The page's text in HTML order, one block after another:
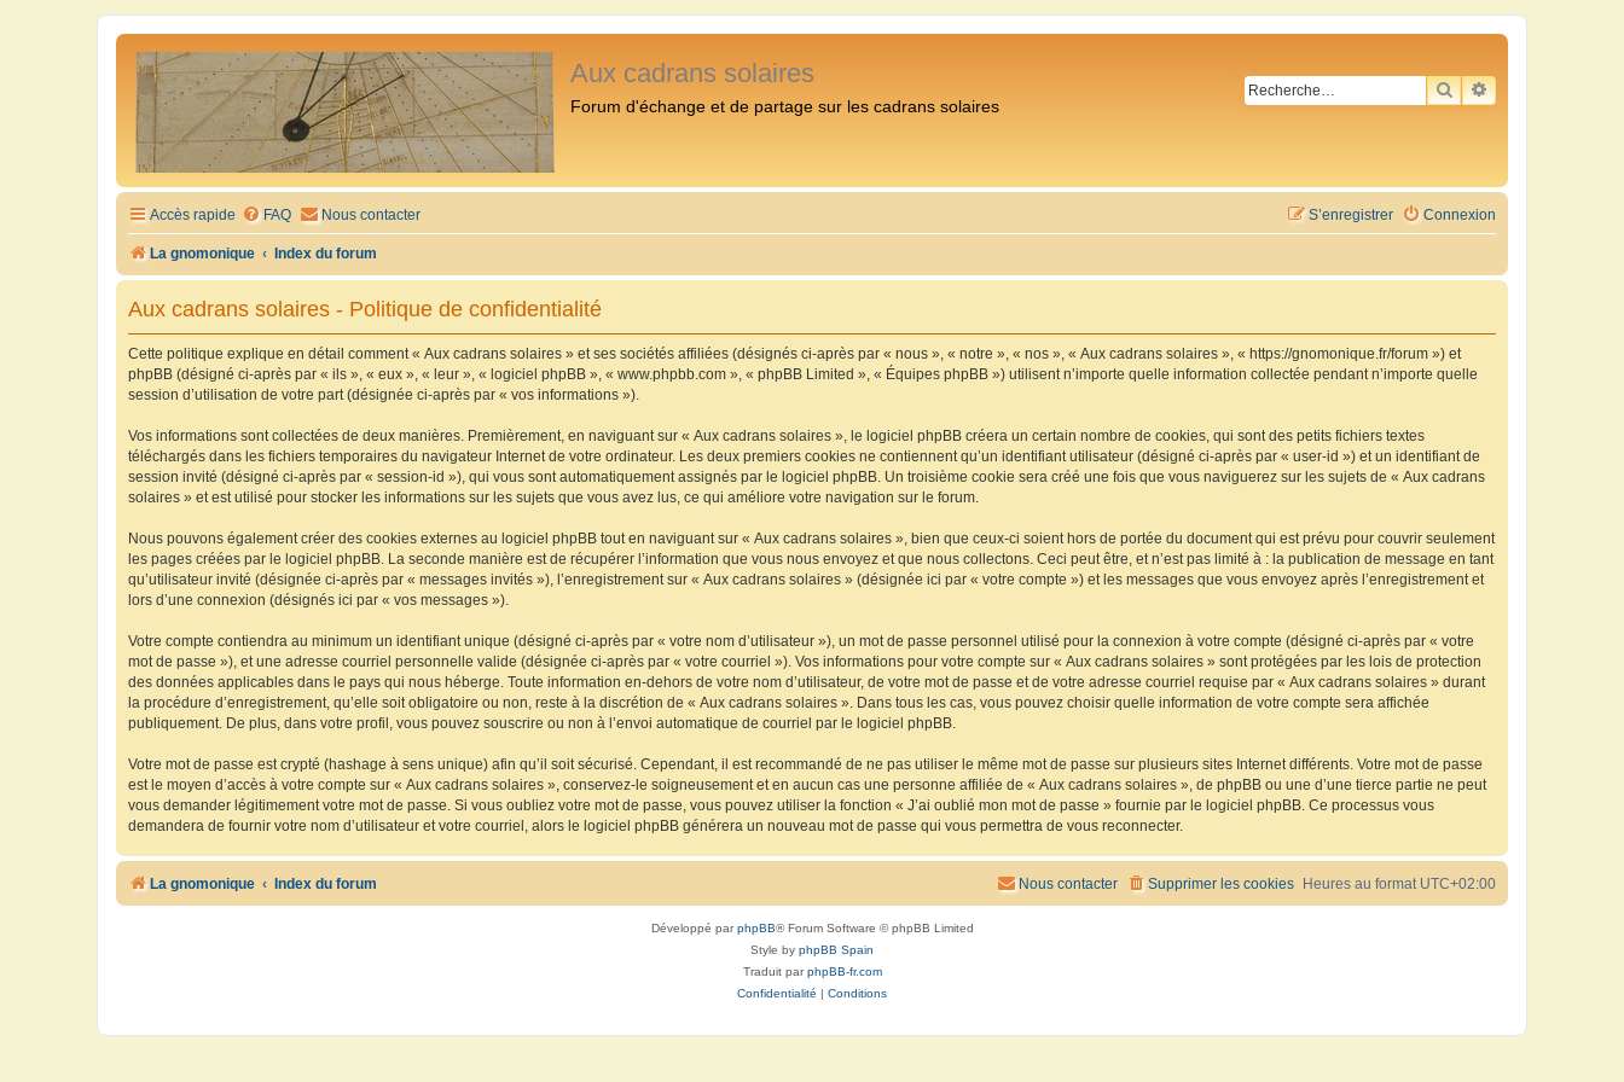
Aux cadrans solaires
Forum d'échange et de partage sur les cadrans solaires
RECHERCHER
RECHERCHE
Accès rapide FAQ Nous contacter Connexion
S’enregistrer
La gnomonique Index du forum
Aux cadrans solaires - Politique de confidentialité
Cette politique explique en détail comment « Aux cadrans solaires » et ses sociétés affiliées (désignés ci-après par « nous », « notre », « nos », « Aux cadrans solaires », « https://gnomonique.fr/forum ») et
phpBB (désigné ci-après par « ils », « eux », « leur », « logiciel phpBB », « www.phpbb.com », « phpBB Limited », « Équipes phpBB ») utilisent n’importe quelle information collectée pendant n’importe quelle
session d’utilisation de votre part (désignée ci-après par « vos informations »).
Vos informations sont collectées de deux manières. Premièrement, en naviguant sur « Aux cadrans solaires », le logiciel phpBB créera un certain nombre de cookies, qui sont des petits fichiers textes
téléchargés dans les fichiers temporaires du navigateur Internet de votre ordinateur. Les deux premiers cookies ne contiennent qu’un identifiant utilisateur (désigné ci-après par « user-id ») et un identifiant de
session invité (désigné ci-après par « session-id »), qui vous sont automatiquement assignés par le logiciel phpBB. Un troisième cookie sera créé une fois que vous naviguerez sur les sujets de « Aux cadrans
solaires » et est utilisé pour stocker les informations sur les sujets que vous avez lus, ce qui améliore votre navigation sur le forum.
Nous pouvons également créer des cookies externes au logiciel phpBB tout en naviguant sur « Aux cadrans solaires », bien que ceux-ci soient hors de portée du document qui est prévu pour couvrir seulement
les pages créées par le logiciel phpBB. La seconde manière est de récupérer l’information que vous nous envoyez et que nous collectons. Ceci peut être, et n’est pas limité à : la publication de message en tant
qu’utilisateur invité (désignée ci-après par « messages invités »), l’enregistrement sur « Aux cadrans solaires » (désignée ici par « votre compte ») et les messages que vous envoyez après l’enregistrement et
lors d’une connexion (désignés ici par « vos messages »).
Votre compte contiendra au minimum un identifiant unique (désigné ci-après par « votre nom d’utilisateur »), un mot de passe personnel utilisé pour la connexion à votre compte (désigné ci-après par « votre
mot de passe »), et une adresse courriel personnelle valide (désignée ci-après par « votre courriel »). Vos informations pour votre compte sur « Aux cadrans solaires » sont protégées par les lois de protection
des données applicables dans le pays qui nous héberge. Toute information en-dehors de votre nom d’utilisateur, de votre mot de passe et de votre adresse courriel requise par « Aux cadrans solaires » durant
la procédure d’enregistrement, qu’elle soit obligatoire ou non, reste à la discrétion de « Aux cadrans solaires ». Dans tous les cas, vous pouvez choisir quelle information de votre compte sera affichée
publiquement. De plus, dans votre profil, vous pouvez souscrire ou non à l’envoi automatique de courriel par le logiciel phpBB.
Votre mot de passe est crypté (hashage à sens unique) afin qu’il soit sécurisé. Cependant, il est recommandé de ne pas utiliser le même mot de passe sur plusieurs sites Internet différents. Votre mot de passe
est le moyen d’accès à votre compte sur « Aux cadrans solaires », conservez-le soigneusement et en aucun cas une personne affiliée de « Aux cadrans solaires », de phpBB ou une d’une tierce partie ne peut
vous demander légitimement votre mot de passe. Si vous oubliez votre mot de passe, vous pouvez utiliser la fonction « J’ai oublié mon mot de passe » fournie par le logiciel phpBB. Ce processus vous
demandera de fournir votre nom d’utilisateur et votre courriel, alors le logiciel phpBB générera un nouveau mot de passe qui vous permettra de vous reconnecter.
La gnomonique Index du forum Heures au format UTC+02:00
Supprimer les cookies
Nous contacter
Développé parphpBB® Forum Software © phpBB Limited
Style by phpBB Spain
Traduit parphpBB-fr.com
Confidentialité
Conditions